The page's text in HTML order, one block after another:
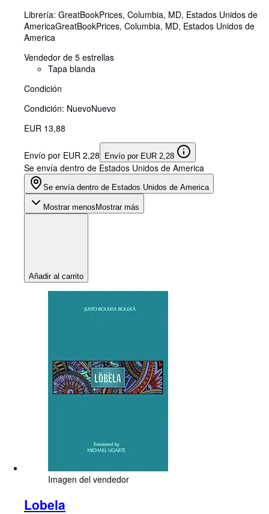
Librería: GreatBookPrices, Columbia, MD, Estados Unidos de
AmericaGreatBookPrices, Columbia, MD, Estados Unidos de
America
Vendedor de 5 estrellas
Tapa blanda
Condición
Condición: NuevoNuevo
EUR 13,88
Envío por EUR 2,28 Envío por EUR 2,28
Se envía dentro de Estados Unidos de America
Se envía dentro de Estados Unidos de America
Mostrar menos Mostrar más
Añadir al carrito
Imagen del vendedor
Lobela